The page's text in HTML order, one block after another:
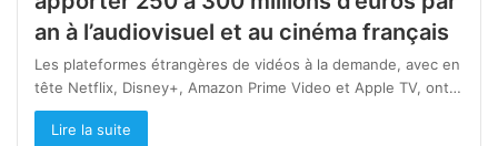
an à l’audiovisuel et au cinéma français
Les plateformes étrangères de vidéos à la demande, avec en
tête Netflix, Disney+, Amazon Prime Video et Apple TV, ont…
Lire la suite